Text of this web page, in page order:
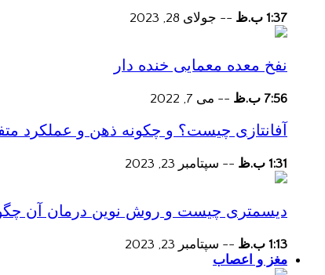
1:37 ب.ظ -- جولای 28, 2023
نفخ معده معمایی خنده دار
7:56 ب.ظ -- می 7, 2022
آفانتازی چیست؟ و چکونه ذهن و عملکرد
1:31 ب.ظ -- سپتامبر 23, 2023
دیسمتری چیست و روش نوین درمان آن
1:13 ب.ظ -- سپتامبر 23, 2023
مغز و اعصاب